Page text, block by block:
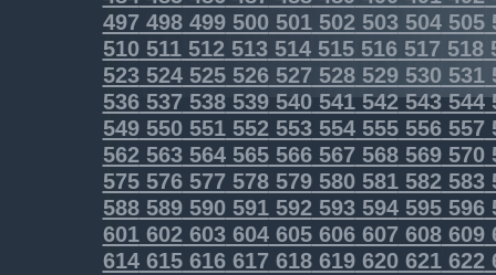
497498499500501502503504505
510511512513514515516517 518
523524525526527 528529530 531
536537538539540541542543544
549550551552553554555556557
562563564565566567568569570
575576577578579580581582583
588589590591592593594595596
601602603604605606607608609
614615616617618619620621622